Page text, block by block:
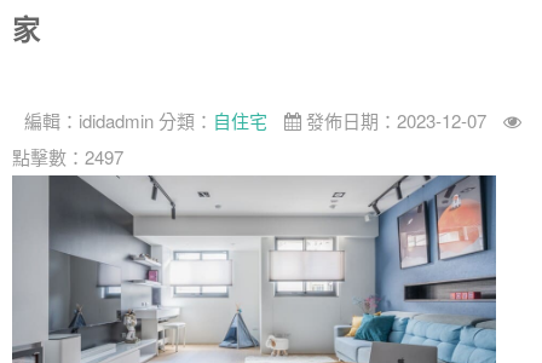
家
編輯： ididadmin 分類： 自住宅
發佈日期：2023-12-07
點擊數：2497